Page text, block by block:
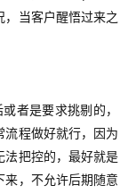
当客户醒悟过来之
者是要求挑剔的，
流程做好就行，因为
法把控的，最好就是
来，不允许后期随意